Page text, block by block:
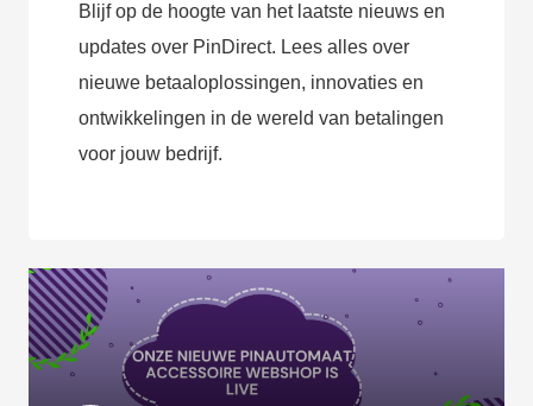
Blijf op de hoogte van het laatste nieuws en
updates over PinDirect. Lees alles over
nieuwe betaaloplossingen, innovaties en
ontwikkelingen in de wereld van betalingen
voor jouw bedrijf.